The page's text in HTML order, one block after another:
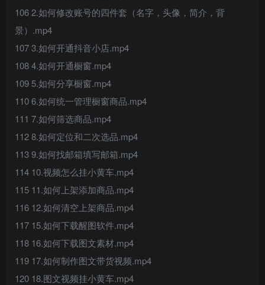
106 2.如何修改账号的四件套（名字，头像，简介，背
景）.mp4
107 3.如何开通抖音小店.mp4
108 4.如何开通橱窗.mp4
109 5.如何分享橱窗.mp4
110 6.如何统一管理橱窗商品.mp4
111 7.如何筛选商品.mp4
112 8.如何定位和二次选品.mp4
113 9.如何找邮箱填写邮箱.mp4
114 10.视频怎么挂小黄车.mp4
115 11.如何上架添加商品.mp4
116 12.如何清空上架商品.mp4
117 15.如何下载醒图软件.mp4
118 16.如何下载图文素材.mp4
119 17.如何制作图文带货视频.mp4
120 18.图文视频挂小黄车.mp4